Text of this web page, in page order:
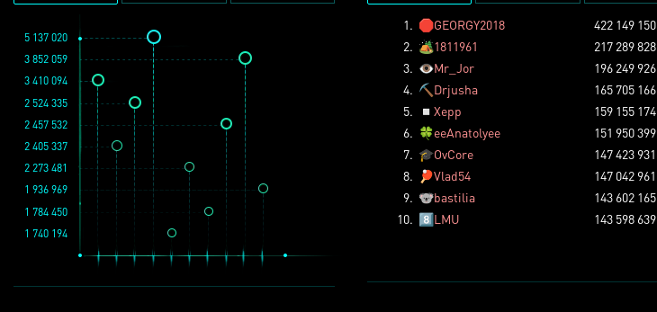
1 936 969
3 852 059
2 457 532
1 784 450
2 273 481
1 740 194
5 137 020
2 524 335
2 405 337
3 410 094
1. 🛑GEORGY2018
422 149 150
2. 🏕️1811961
217 289 828
3. 👁️Mr_Jor
196 249 926
4. ⛏️ Drjusha
165 705 166
5.
◽ Xepp
159 155 174
6. 🍀eeAnatolyee
151 950 399
7. 🎓OvCore
147 423 931
8.
🏓Vlad54
147 042 961
9. 🐨bastilia
143 602 165
10. 8️⃣LMU 143 598 639